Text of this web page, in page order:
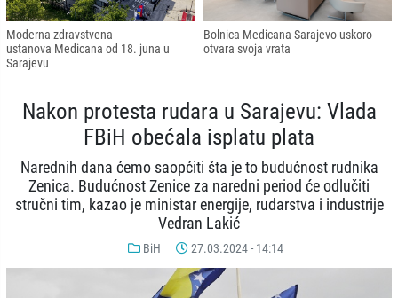
Moderna zdravstvena
ustanova Medicana od 18. juna u
Sarajevu
Bolnica Medicana Sarajevo uskoro
otvara svoja vrata
Nakon protesta rudara u Sarajevu: Vlada
FBiH obećala isplatu plata
Narednih dana ćemo saopćiti šta je to budućnost rudnika
Zenica. Budućnost Zenice za naredni period će odlučiti
stručni tim, kazao je ministar energije, rudarstva i industrije
Vedran Lakić
BiH 27.03.2024 - 14:14